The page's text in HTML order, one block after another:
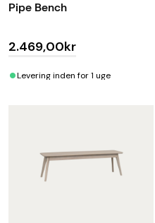
Pipe Bench
2.469,00kr
•Levering inden for 1 uge